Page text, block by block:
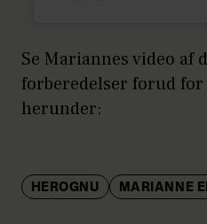
Se Mariannes video af
forberedelser forud
herunder:
HEROGNU MARIANNE